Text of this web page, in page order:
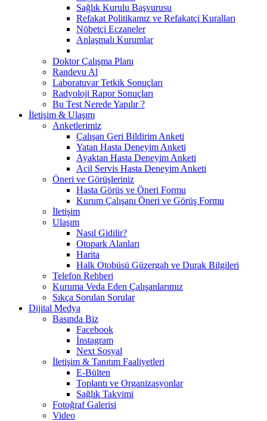
Sağlık Kurulu Başvurusu
Refakat Politikamız ve Refakatçi Kuralları
Nöbetçi Eczaneler
Anlaşmalı Kurumlar
Doktor Çalışma Planı
Randevu Al
Laboratuvar Tetkik Sonuçları
Radyoloji Rapor Sonuçları
Bu Test Nerede Yapılır ?
İletişim & Ulaşım
Anketlerimiz
Çalışan Geri Bildirim Anketi
Yatan Hasta Deneyim Anketi
Ayaktan Hasta Deneyim Anketi
Acil Servis Hasta Deneyim Anketi
Öneri ve Görüşleriniz
Hasta Görüş ve Öneri Formu
Kurum Çalışanı Öneri ve Görüş Formu
İletişim
Ulaşım
Nasıl Gidilir?
Otopark Alanları
Harita
Halk Otobüsü Güzergah ve Durak Bilgileri
Telefon Rehberi
Kuruma Veda Eden Çalışanlarımız
Sıkça Sorulan Sorular
Dijital Medya
Basında Biz
Facebook
İnstagram
Next Sosyal
İletişim & Tanıtım Faaliyetleri
E-Bülten
Toplantı ve Organizasyonlar
Sağlık Takvimi
Fotoğraf Galerisi
Video